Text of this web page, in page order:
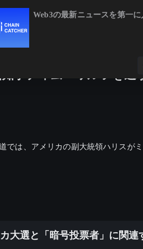
事ティム・ワルツを選
では、アメリカの副大統領ハリスが
大選と「暗号投票者」に関連
Web3の最新ニュースを第一に